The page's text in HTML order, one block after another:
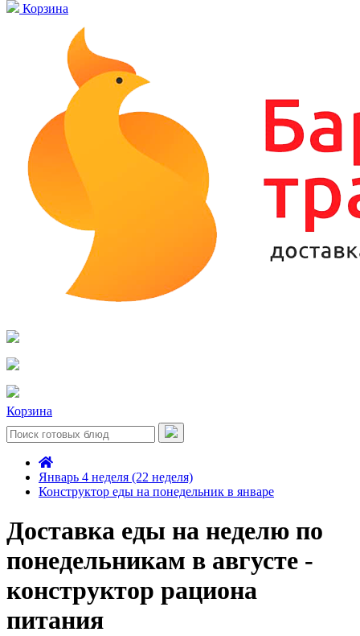
Корзина
Корзина
Январь 4 неделя (22 неделя)
Конструктор еды на понедельник в январе
Доставка еды на неделю по
понедельникам в августе -
конструктор рациона
питания